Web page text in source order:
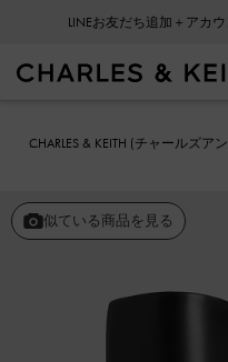
LINEお友だち追加＋アカ
CHARLES & KEITH (チャールズア
似ている商品を見る